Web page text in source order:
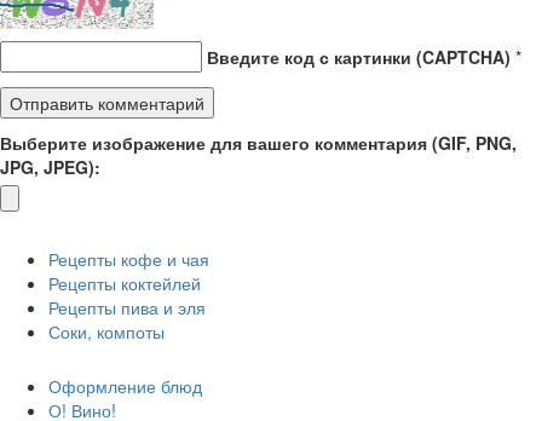
Введите код с картинки (CAPTCHA) *
Выберите изображение для вашего комментария (GIF, PNG,
JPG, JPEG):
Рецепты кофе и чая
Рецепты коктейлей
Рецепты пива и эля
Соки, компоты
Оформление блюд
О! Вино!